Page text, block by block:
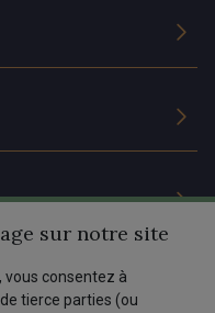
International
sur notre site
vous consentez à
tierce parties (ou